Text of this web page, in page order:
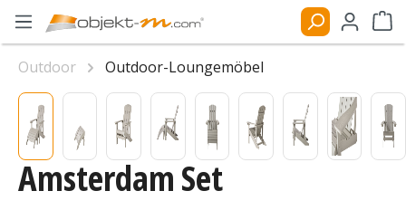
Zum Hauptinhalt springen
Amsterdam Set
Outdoor
Outdoor-Loungemöbel
Bildergalerie überspringen